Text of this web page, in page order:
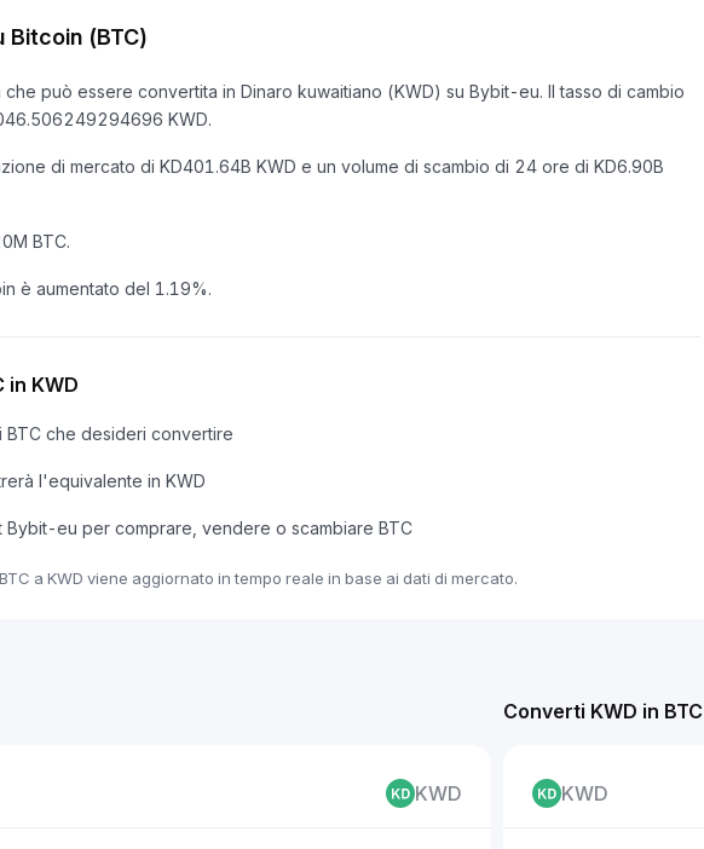
Bitcoin (BTC)
può essere convertita in Dinaro kuwaitiano (KWD) su Bybit-eu. Il tasso di cambio
KWD.
di mercato di KD401.64B KWD e un volume di scambio di 24 ore di KD6.90B
BTC.
è aumentato del 1.19%.
in KWD
BTC che desideri convertire
l'equivalente in KWD
Bybit-eu per comprare, vendere o scambiare BTC
a KWD viene aggiornato in tempo reale in base ai dati di mercato.
KWD
Converti KWD in BTC
KWD